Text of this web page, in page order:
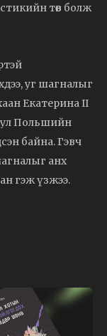
төв болж
уг шагналыг
Екатерина II
Польшийн
байна. Гэвч
анх
гэж үзжээ.